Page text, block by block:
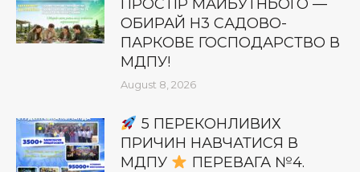
ПРОСТІР МАЙБУТНЬОГО —
ОБИРАЙ Н3 САДОВО-
ПАРКОВЕ ГОСПОДАРСТВО В
МДПУ!
August 8, 2026
5 ПЕРЕКОНЛИВИХ
ПРИЧИН НАВЧАТИСЯ В
МДПУ
ПЕРЕВАГА №4.